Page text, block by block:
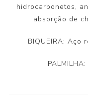
hidrocarbonetos,
absorção de
BIQUEIRA: Aço